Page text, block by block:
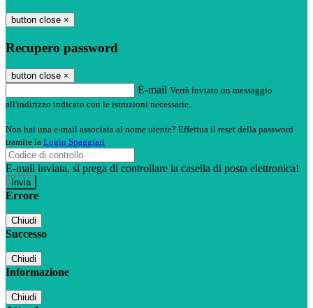
button close ×
Recupero password
button close ×
E-mail Verrà inviato un messaggio
all'indirizzo indicato con le istruzioni necessarie.
Non hai una e-mail associata al nome utente? Effettua il reset della password
tramite la Login Spaggiari
E-mail inviata, si prega di controllare la casella di posta elettronica!
Errore
Chiudi
Successo
Chiudi
Informazione
Chiudi